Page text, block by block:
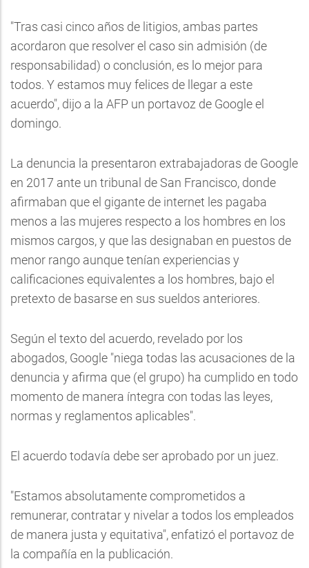
"Tras casi cinco años de litigios, ambas partes
acordaron que resolver el caso sin admisión (de
responsabilidad) o conclusión, es lo mejor para
todos. Y estamos muy felices de llegar a este
acuerdo", dijo a la AFP un portavoz de Google el
domingo.
La denuncia la presentaron extrabajadoras de Google
en 2017 ante un tribunal de San Francisco, donde
afirmaban que el gigante de internet les pagaba
menos a las mujeres respecto a los hombres en los
mismos cargos, y que las designaban en puestos de
menor rango aunque tenían experiencias y
calificaciones equivalentes a los hombres, bajo el
pretexto de basarse en sus sueldos anteriores.
Según el texto del acuerdo, revelado por los
abogados, Google "niega todas las acusaciones de la
denuncia y afirma que (el grupo) ha cumplido en todo
momento de manera íntegra con todas las leyes,
normas y reglamentos aplicables".
El acuerdo todavía debe ser aprobado por un juez.
"Estamos absolutamente comprometidos a
remunerar, contratar y nivelar a todos los empleados
de manera justa y equitativa", enfatizó el portavoz de
la compañía en la publicación.